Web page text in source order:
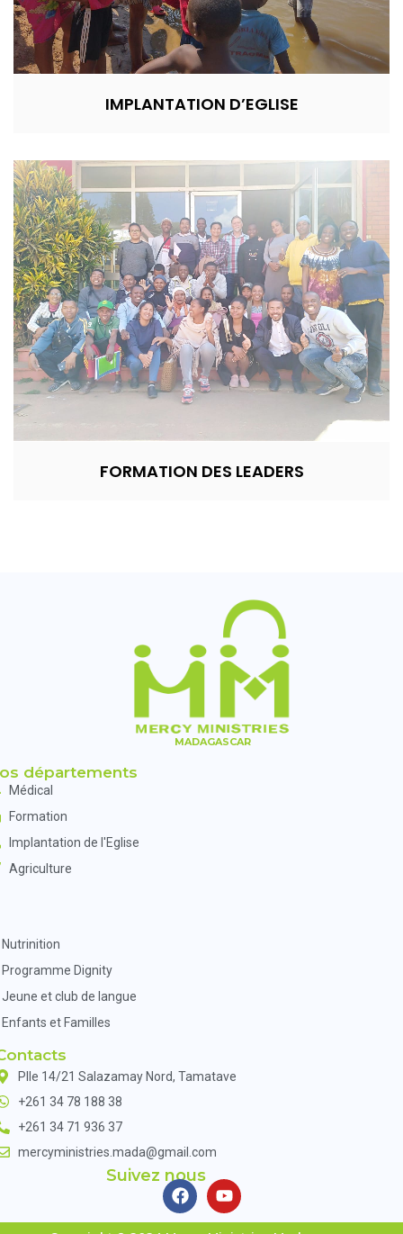
IMPLANTATION D’EGLISE
FORMATION DES LEADERS
MADAGASCAR
départements
Médical
Formation
Implantation de l'Eglise
Agriculture
Nutrinition
Programme Dignity
Jeune et club de langue
Enfants et Familles
Plle 14/21 Salazamay Nord, Tamatave
+261 34 78 188 38
+261 34 71 936 37
mercyministries.mada@gmail.com
Suivez nous